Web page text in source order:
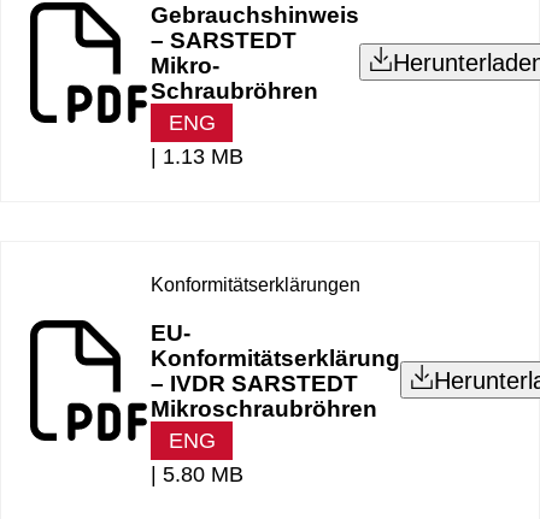
Gebrauchshinweis
– SARSTEDT
Mikro-
Schraubröhren
ENG
| 1.13 MB
Konformitätserklärungen
EU-
Konformitätserklärung
– IVDR SARSTEDT
Mikroschraubröhren
ENG
| 5.80 MB